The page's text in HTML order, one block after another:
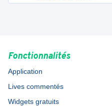
Fonctionnalités
Application
Lives commentés
Widgets gratuits